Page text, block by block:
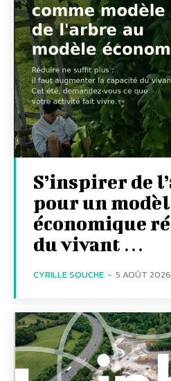
S’inspirer de
pour un
économique
du vivant …
CYRILLE SOUCHE - 5 AOÛT 2026